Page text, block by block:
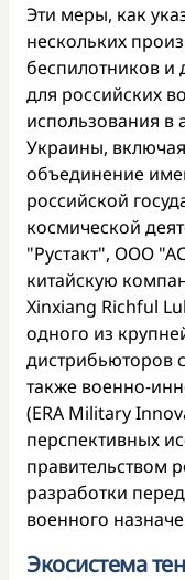
Эти меры, как
нескольких
беспилотников и
для российских
использования в
Украины,
объединение
российской
космической
"Рустакт", ООО
китайскую
Xinxiang Richful
одного из
дистрибьюторов
также военно-
(ERA Military
перспективных
правительством
разработки
военного
Экосистема